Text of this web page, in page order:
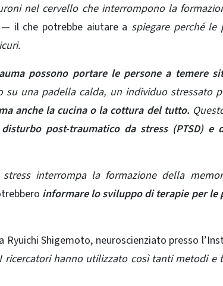
nel cervello che interrompono la
— il che potrebbe aiutare a spiegare perché le
possono portare le persone a temere
su una padella calda, un individuo stressato
anche la cucina o la cottura del tutto.
disturbo post-traumatico da stress (PTSD) e
interrompa la formazione della
informare lo sviluppo di terapie per le
Ryuichi Shigemoto, neuroscienziato presso
I ricercatori hanno utilizzato così tanti metodi e